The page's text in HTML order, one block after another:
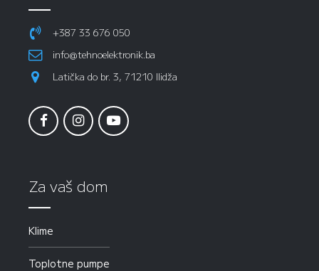
+387 33 676 050
info@tehnoelektronik.ba
Latička do br. 3, 71210 Ilidža
Za vaš dom
Klime
Toplotne pumpe